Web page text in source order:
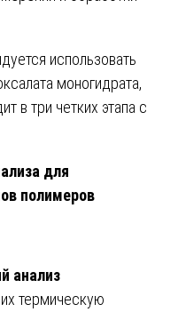
использовать
моногидрата,
в три четких этапа с
для
полимеров
анализ
термическую